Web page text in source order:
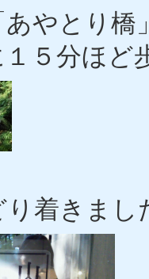
やとり橋
５分ほど
着きまし